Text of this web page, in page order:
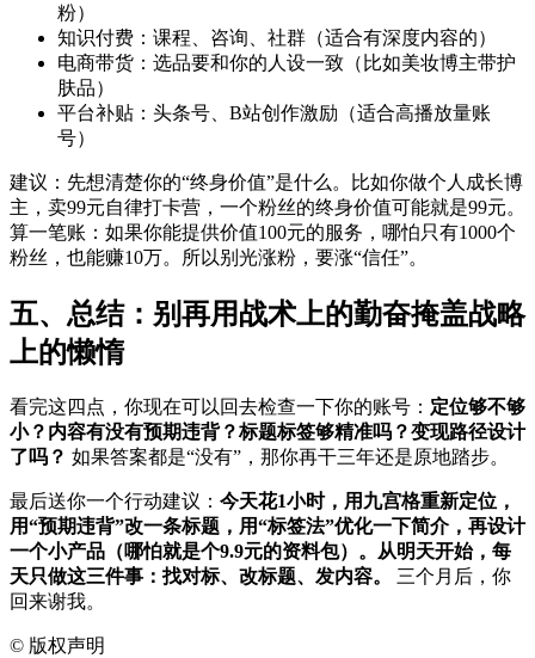
粉）
知识付费：课程、咨询、社群（适合有深度内容的）
电商带货：选品要和你的人设一致（比如美妆博主带护
肤品）
平台补贴：头条号、B站创作激励（适合高播放量账
号）
建议：先想清楚你的“终身价值”是什么。比如你做个人成长博
主，卖99元自律打卡营，一个粉丝的终身价值可能就是99元。
算一笔账：如果你能提供价值100元的服务，哪怕只有1000个
粉丝，也能赚10万。所以别光涨粉，要涨“信任”。
五、总结：别再用战术上的勤奋掩盖战略
上的懒惰
看完这四点，你现在可以回去检查一下你的账号： 定位够不够
小？内容有没有预期违背？标题标签够精准吗？变现路径设计
了吗？ 如果答案都是“没有”，那你再干三年还是原地踏步。
最后送你一个行动建议： 今天花1小时，用九宫格重新定位，
用“预期违背”改一条标题，用“标签法”优化一下简介，再设计
一个小产品（哪怕就是个9.9元的资料包）。从明天开始，每
天只做这三件事：找对标、改标题、发内容。
三个月后，你
回来谢我。
© 版权声明